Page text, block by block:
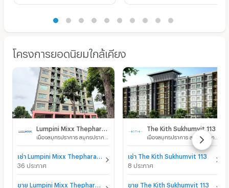
โครงการยอดนิยมใกล้เคียง
เช่า Lumpini Mixx Thepharak - Srinakarin
36 ประกาศ
ขาย Lumpini Mixx Thepharak - Srinakarin
The Kith Sukhumvit 113
เช่า The Kith Sukhumvit 113
8 ประกาศ
ขาย The Kith Sukhumvit 113